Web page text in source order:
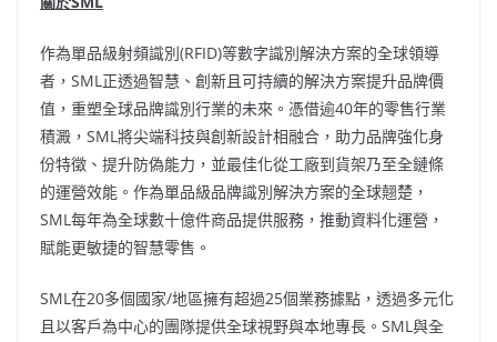
作為單品級射頻識別(RFID)等數字識別解決方案的全球領導
者，SML正透過智慧、創新且可持續的解決方案提升品牌價
值，重塑全球品牌識別行業的未來。憑借逾40年的零售行業
積澱，SML將尖端科技與創新設計相融合，助力品牌強化身
份特徵、提升防偽能力，並最佳化從工廠到貨架乃至全鏈條
的運營效能。作為單品級品牌識別解決方案的全球翹楚，
SML每年為全球數十億件商品提供服務，推動資料化運營，
賦能更敏捷的智慧零售。
SML在20多個國家/地區擁有超過25個業務據點，透過多元化
且以客戶為中心的團隊提供全球視野與本地專長。SML與全